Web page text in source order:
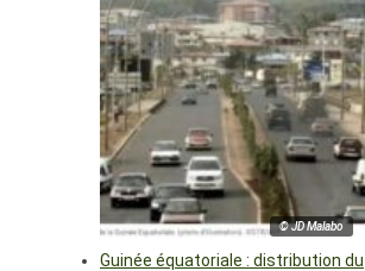
© JD Malabo
Guinée équatoriale : distribution du